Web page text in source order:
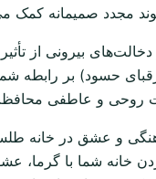
مجدد صمیمانه کمک
بیرونی از
رقبای حسود) بر رابطه
روحی و عاطفی
و عشق در خانه
خانه شما با گرما،